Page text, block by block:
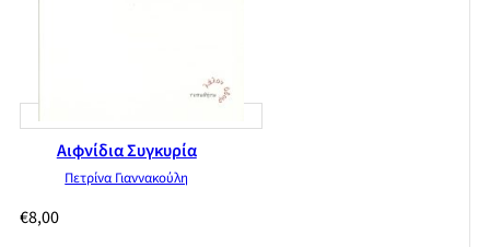
Αιφνίδια Συγκυρία
Πετρίνα Γιαννακούλη
€8,00